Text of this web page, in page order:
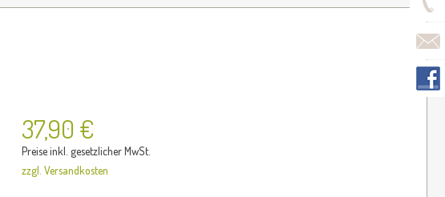
37,90 €
Preise inkl. gesetzlicher MwSt.
zzgl. Versandkosten